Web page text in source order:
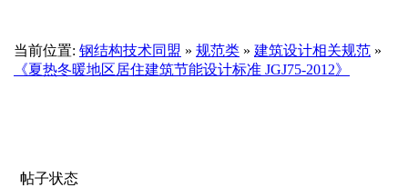
当前位置: 钢结构技术同盟 » 规范类 » 建筑设计相关规范 »
《夏热冬暖地区居住建筑节能设计标准 JGJ75-2012》
帖子状态